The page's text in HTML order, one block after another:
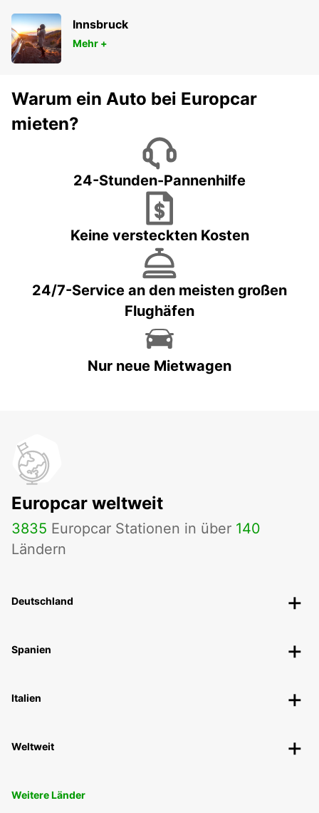
Innsbruck
Mehr +
Warum ein Auto bei Europcar
mieten?
24-Stunden-Pannenhilfe
Keine versteckten Kosten
24/7-Service an den meisten großen
Flughäfen
Nur neue Mietwagen
Europcar weltweit
3835 Europcar Stationen in über 140
Ländern
Deutschland
Spanien
Italien
Weltweit
Weitere Länder